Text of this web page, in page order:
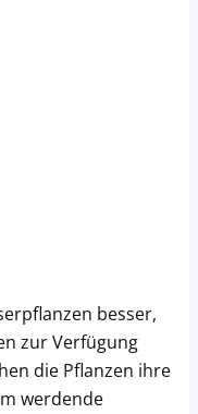
besser,
zur Verfügung
die Pflanzen ihre
werdende